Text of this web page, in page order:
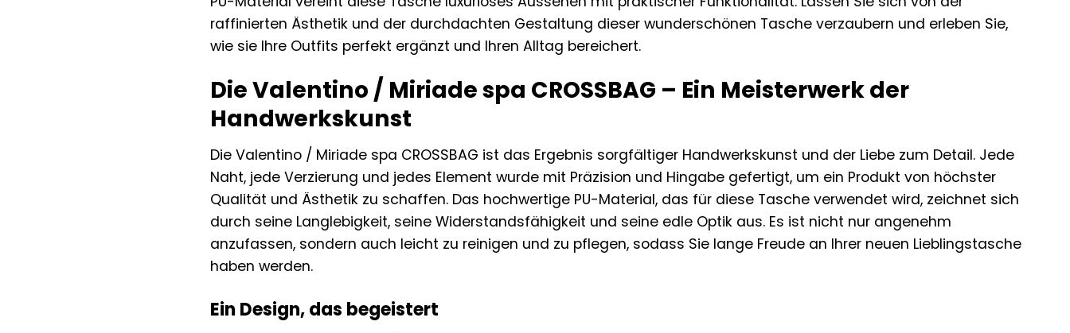
raffinierten Ästhetik und der durchdachten Gestaltung dieser wunderschönen Tasche verzaubern und erleben Sie,
wie sie Ihre Outfits perfekt ergänzt und Ihren Alltag bereichert.
Die Valentino / Miriade spa CROSSBAG – Ein Meisterwerk der
Handwerkskunst
Die Valentino / Miriade spa CROSSBAG ist das Ergebnis sorgfältiger Handwerkskunst und der Liebe zum Detail. Jede
Naht, jede Verzierung und jedes Element wurde mit Präzision und Hingabe gefertigt, um ein Produkt von höchster
Qualität und Ästhetik zu schaffen. Das hochwertige PU-Material, das für diese Tasche verwendet wird, zeichnet sich
durch seine Langlebigkeit, seine Widerstandsfähigkeit und seine edle Optik aus. Es ist nicht nur angenehm
anzufassen, sondern auch leicht zu reinigen und zu pflegen, sodass Sie lange Freude an Ihrer neuen Lieblingstasche
haben werden.
Ein Design, das begeistert